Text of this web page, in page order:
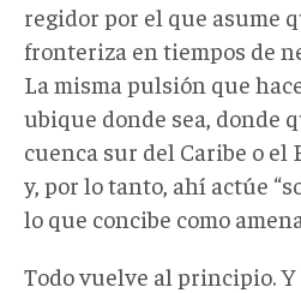
regidor por el que asume
fronteriza en tiempos de
La misma pulsión que
ubique donde sea, donde
cuenca sur del Caribe o el
y, por lo tanto, ahí actúe
lo que concibe como
Todo vuelve al principio. Y